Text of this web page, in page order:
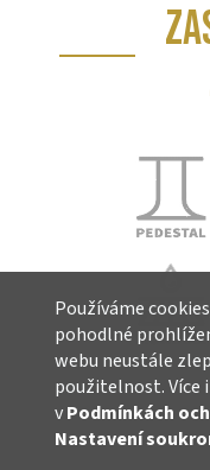
Používáme
pohodlné
webu neustále
použitelnost. Více
vPodmínkách
Nastavení